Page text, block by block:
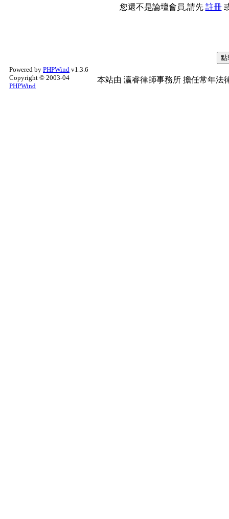
您還不是論壇會員,請先 註冊
Powered by PHPWind v1.3.6
Copyright © 2003-04
PHPWind
本站由 瀛睿律師事務所 擔任常年法